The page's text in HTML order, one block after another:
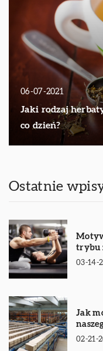
06-07-2021
Jaki rodzaj
co dzień?
Ostatnie
trybu
03-14-
Jak
02-21-